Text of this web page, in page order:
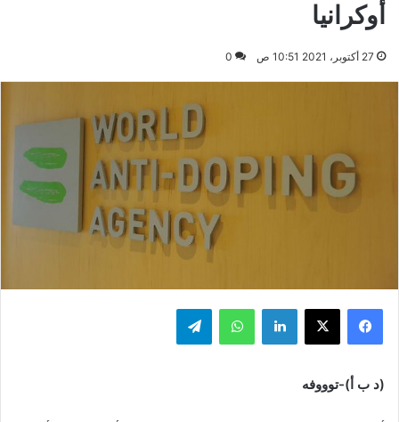
أوكرانيا
27 أكتوبر، 2021 10:51 ص 0
فيسبوك ‫X لينكدإن واتساب تيلقرام
(د ب أ)-توووفه